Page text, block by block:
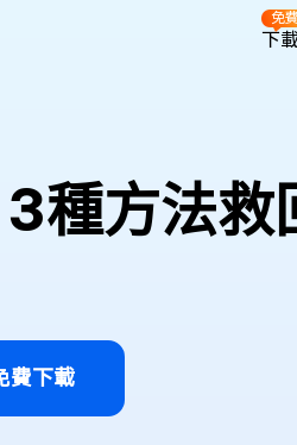
聊天記錄
· USB 隨
· 資料救
檔案修
復
線上照片修復
線上檔案修復
DLL 錯誤
案
· 硬碟對拷
· 擴充 C 槽
下
免費
種方法
費下載